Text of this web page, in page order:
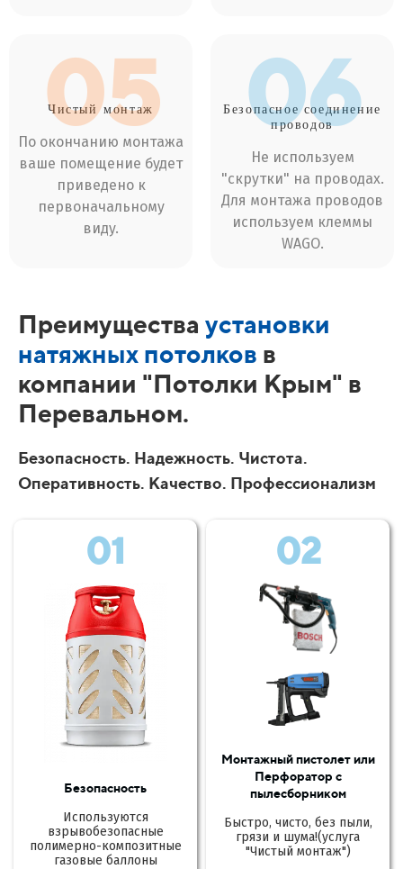
05
Чистый монтаж
По окончанию монтажа
ваше помещение будет
приведено к
первоначальному
виду.
06
Безопасное соединение
проводов
Не используем
"скрутки" на проводах.
Для монтажа проводов
используем клеммы
WAGO.
Преимущества установки
натяжных потолков в
компании "Потолки Крым" в
Перевальном.
Безопасность. Надежность. Чистота.
Оперативность. Качество. Профессионализм
01
Безопасность
Используются
взрывобезопасные
полимерно-композитные
газовые баллоны
02
Монтажный пистолет или
Перфоратор с
пылесборником
Быстро, чисто, без пыли,
грязи и шума!(услуга
"Чистый монтаж")